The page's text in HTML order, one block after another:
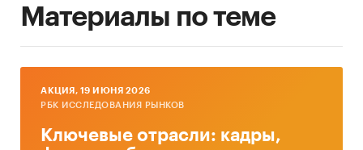
Базы данных государственных органов
статистики
информации
Открытые источники (сайты, порталы)
Материалы по теме
AКЦИЯ, 19 ИЮНЯ 2026
РБК ИССЛЕДОВАНИЯ РЫНКОВ
Ключевые отрасли: кадры,